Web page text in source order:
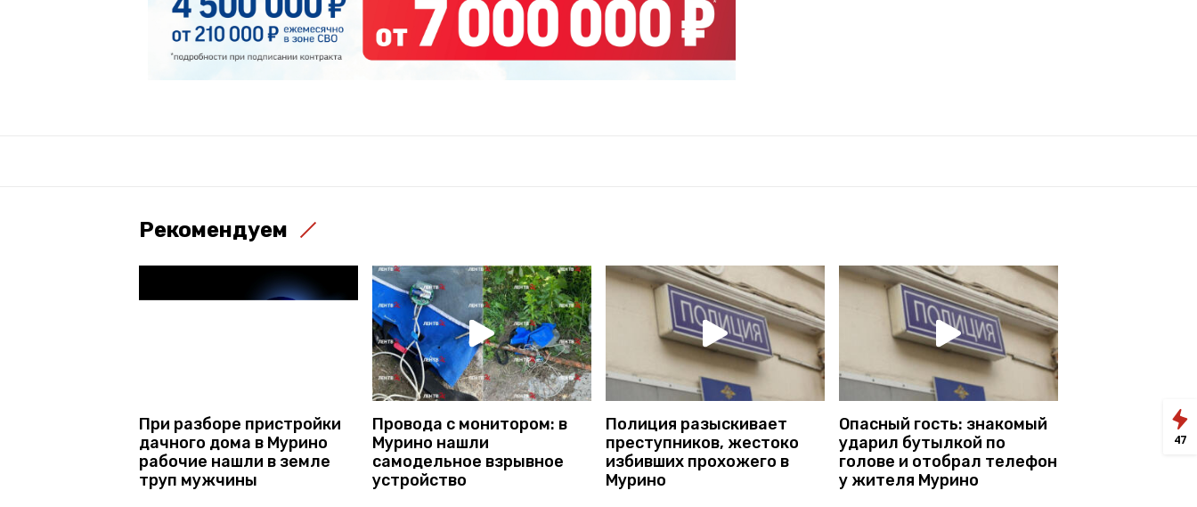
Рекомендуем
При разборе пристройки
дачного дома в Мурино
рабочие нашли в земле
труп мужчины
Провода с монитором: в
Мурино нашли
самодельное взрывное
устройство
Полиция разыскивает
преступников, жестоко
избивших прохожего в
Мурино
Опасный гость: знакомый
ударил бутылкой по
голове и отобрал телефон
у жителя Мурино
47